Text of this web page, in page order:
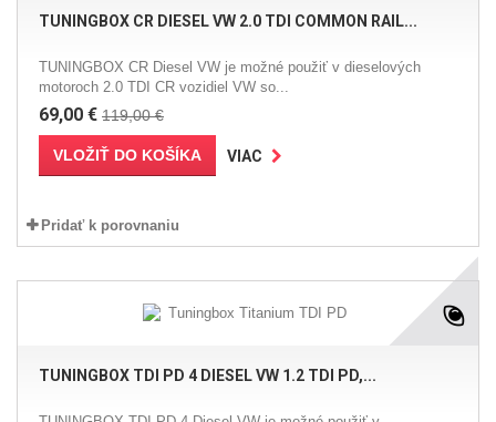
TUNINGBOX CR DIESEL VW 2.0 TDI COMMON RAIL...
TUNINGBOX CR Diesel VW je možné použiť v dieselových
motoroch 2.0 TDI CR vozidiel VW so...
69,00 € 119,00 €
VLOŽIŤ DO KOŠÍKA VIAC
Pridať k porovnaniu
TUNINGBOX TDI PD 4 DIESEL VW 1.2 TDI PD,...